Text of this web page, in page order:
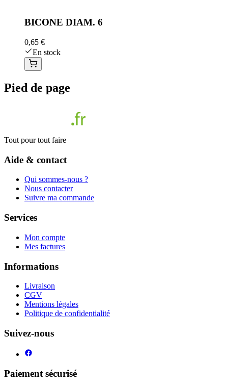
BICONE DIAM. 6
0,65 €
En stock
Pied de page
Tout pour tout faire
Aide & contact
Qui sommes-nous ?
Nous contacter
Suivre ma commande
Services
Mon compte
Mes factures
Informations
Livraison
CGV
Mentions légales
Politique de confidentialité
Suivez-nous
Paiement sécurisé